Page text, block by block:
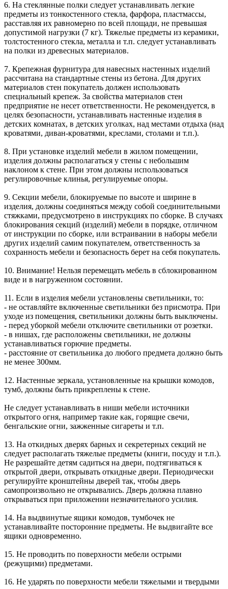
6. На стеклянные полки следует устанавливать легкие
предметы из тонкостенного стекла, фарфора, пластмассы,
расставляя их равномерно по всей площади, не превышая
допустимой нагрузки (7 кг). Тяжелые предметы из керамики,
толстостенного стекла, металла и т.п. следует устанавливать
на полки из древесных материалов.
7. Крепежная фурнитура для навесных настенных изделий
рассчитана на стандартные стены из бетона. Для других
материалов стен покупатель должен использовать
специальный крепеж. За свойства материалов стен
предприятие не несет ответственности. Не рекомендуется, в
целях безопасности, устанавливать настенные изделия в
детских комнатах, в детских уголках, над местами отдыха (над
кроватями, диван-кроватями, креслами, столами и т.п.).
8. При установке изделий мебели в жилом помещении,
изделия должны располагаться у стены с небольшим
наклоном к стене. При этом должны использоваться
регулировочные клинья, регулируемые опоры.
9. Секции мебели, блокируемые по высоте и ширине в
изделия, должны соединяться между собой соединительными
стяжками, предусмотрено в инструкциях по сборке. В случаях
блокирования секций (изделий) мебели в порядке, отличном
от инструкции по сборке, или встраивании в наборы мебели
других изделий самим покупателем, ответственность за
сохранность мебели и безопасность берет на себя покупатель.
10. Внимание! Нельзя перемещать мебель в сблокированном
виде и в нагруженном состоянии.
11. Если в изделия мебели установлены светильники, то:
- не оставляйте включенные светильники без присмотра. При
уходе из помещения, светильники должны быть выключены.
- перед уборкой мебели отключите светильники от розетки.
- в нишах, где расположены светильники, не должны
устанавливаться горючие предметы.
- расстояние от светильника до любого предмета должно быть
не менее 300мм.
12. Настенные зеркала, установленные на крышки комодов,
тумб, должны быть прикреплены к стене.
Не следует устанавливать в ниши мебели источники
открытого огня, например такие как, горящие свечи,
бенгальские огни, зажженные сигареты и т.п.
13. На откидных дверях барных и секретерных секций не
следует располагать тяжелые предметы (книги, посуду и т.п.).
Не разрешайте детям садиться на двери, подтягиваться к
открытой двери, открывать откидные двери. Периодически
регулируйте кронштейны дверей так, чтобы дверь
самопроизвольно не открывались. Дверь должна плавно
открываться при приложении незначительного усилия.
14. На выдвинутые ящики комодов, тумбочек не
устанавливайте посторонние предметы. Не выдвигайте все
ящики одновременно.
15. Не проводить по поверхности мебели острыми
(режущими) предметами.
16. Не ударять по поверхности мебели тяжелыми и твердыми